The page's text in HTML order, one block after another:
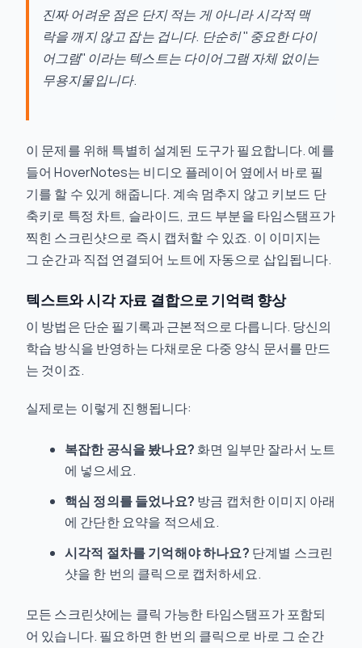
진짜 어려운 점은 단지 적는 게 아니라시각적 맥
락을 깨지 않고 잡는 겁니다. 단순히 "중요한 다이
어그램"이라는 텍스트는 다이어그램 자체 없이는
무용지물입니다.
이 문제를 위해 특별히 설계된 도구가 필요합니다. 예를
들어 HoverNotes는 비디오 플레이어 옆에서 바로 필
기를 할 수 있게 해줍니다. 계속 멈추지 않고 키보드 단
축키로 특정 차트, 슬라이드, 코드 부분을 타임스탬프가
찍힌 스크린샷으로 즉시 캡처할 수 있죠. 이 이미지는
그 순간과 직접 연결되어 노트에 자동으로 삽입됩니다.
텍스트와 시각 자료 결합으로 기억력 향상
이 방법은 단순 필기록과 근본적으로 다릅니다. 당신의
학습 방식을 반영하는 다채로운 다중 양식 문서를 만드
는 것이죠.
실제로는 이렇게 진행됩니다:
복잡한 공식을 봤나요? 화면 일부만 잘라서 노트
에 넣으세요.
핵심 정의를 들었나요? 방금 캡처한 이미지 아래
에 간단한 요약을 적으세요.
시각적 절차를 기억해야 하나요? 단계별 스크린
샷을 한 번의 클릭으로 캡처하세요.
모든 스크린샷에는 클릭 가능한 타임스탬프가 포함되
어 있습니다. 필요하면 한 번의 클릭으로 바로 그 순간